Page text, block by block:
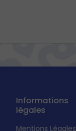
Informations
légales
Mentions Légales